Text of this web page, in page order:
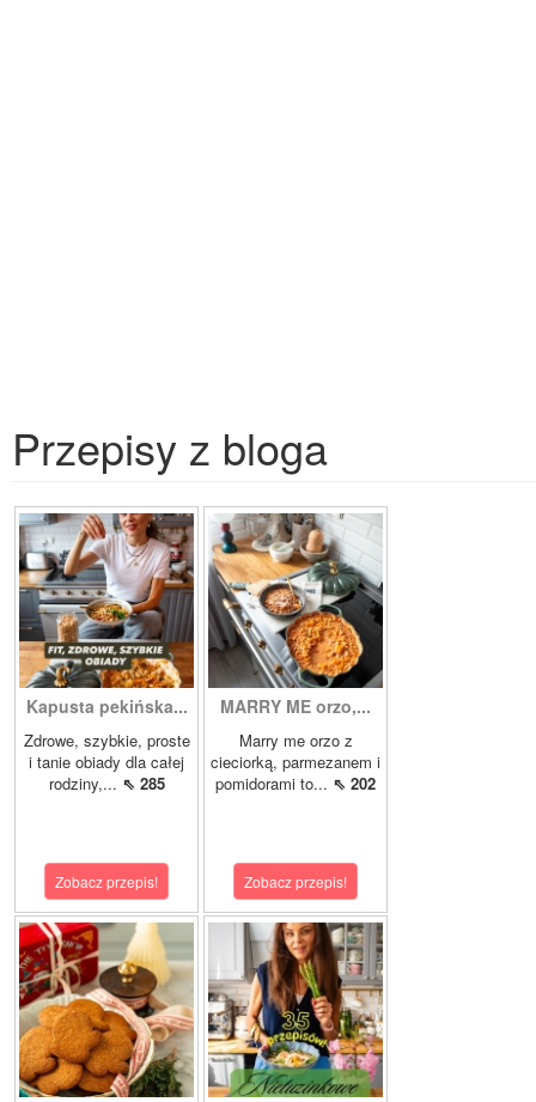
Przepisy z bloga
Kapusta pekińska...
Zdrowe, szybkie, proste
i tanie obiady dla całej
rodziny,... ⇖ 285
Zobacz przepis!
MARRY ME orzo,...
Marry me orzo z
cieciorką, parmezanem i
pomidorami to... ⇖ 202
Zobacz przepis!